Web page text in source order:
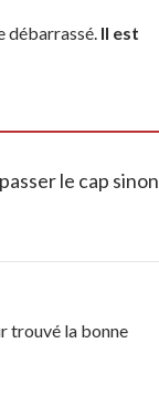
débarrassé. Il est
le cap sinon
trouvé la bonne